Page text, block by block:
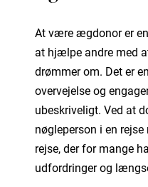
At være ægdonor er
at hjælpe andre med
drømmer om. Det er
overvejelse og
ubeskriveligt. Ved at
nøgleperson i en
rejse, der for mange
udfordringer og